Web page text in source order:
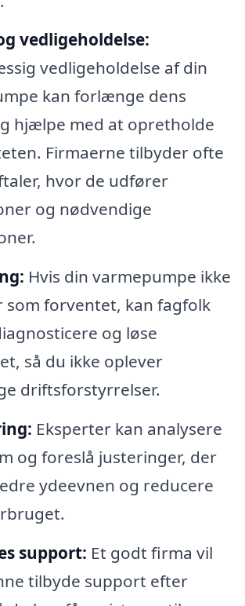
vedligeholdelse:
vedligeholdelse af din
kan forlænge dens
hjælpe med at opretholde
Firmaerne tilbyder ofte
hvor de udfører
og nødvendige
Hvis din varmepumpe ikke
som forventet, kan fagfolk
og løse
så du ikke oplever
driftsforstyrrelser.
Eksperter kan analysere
og foreslå justeringer, der
ydeevnen og reducere
support: Et godt firma vil
tilbyde support efter